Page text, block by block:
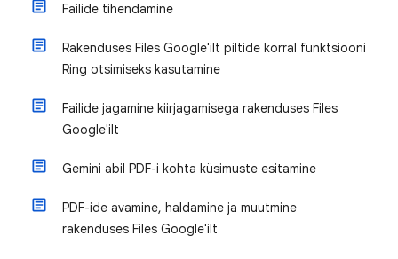
Failide tihendamine
Rakenduses Files Google'ilt piltide korral funktsiooni
Ring otsimiseks kasutamine
Failide jagamine kiirjagamisega rakenduses Files
Google'ilt
Gemini abil PDF-i kohta küsimuste esitamine
PDF-ide avamine, haldamine ja muutmine
rakenduses Files Google'ilt